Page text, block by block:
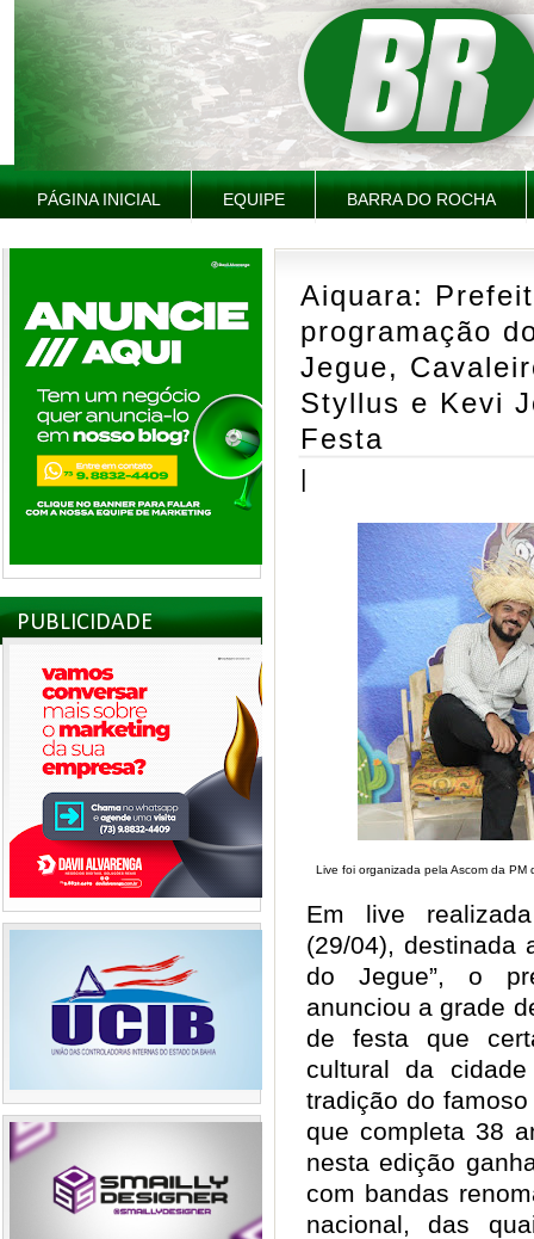
PÁGINA INICIAL EQUIPE BARRA DO ROCHA
PUBLICIDADE
Aiquara:
programação
Jegue,
Styllus e Kevi
Festa
|
Live foi organizada pela Ascom da
Em live
(29/04), destinada
do Jegue”, o
anunciou a grade
de festa que
cultural da
tradição do
que completa 38
nesta edição
com bandas
nacional, das